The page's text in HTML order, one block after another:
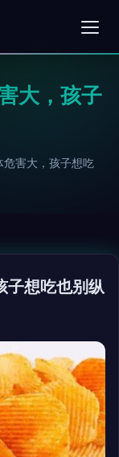
大，孩子
害大，孩子想吃
子想吃也别纵